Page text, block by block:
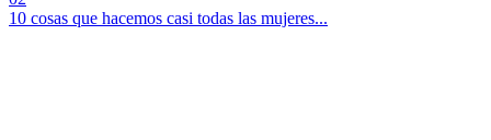
10 cosas que hacemos casi todas las mujeres...